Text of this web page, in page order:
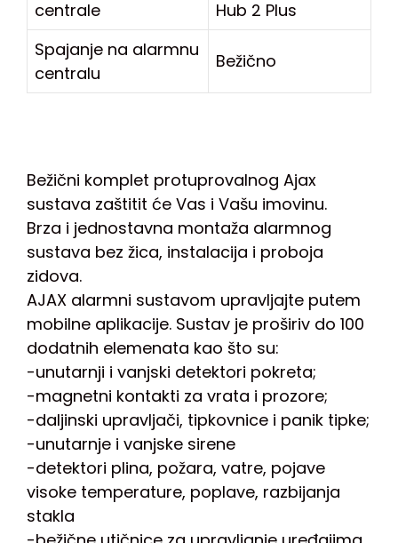
centrale
Hub 2 Plus
Spajanje na alarmnu
centralu
Bežično
Bežični komplet protuprovalnog Ajax
sustava zaštitit će Vas i Vašu imovinu.
Brza i jednostavna montaža alarmnog
sustava bez žica, instalacija i proboja
zidova.
AJAX alarmni sustavom upravljajte putem
mobilne aplikacije. Sustav je proširiv do 100
dodatnih elemenata kao što su:
-unutarnji i vanjski detektori pokreta;
-magnetni kontakti za vrata i prozore;
-daljinski upravljači, tipkovnice i panik tipke;
-unutarnje i vanjske sirene
-detektori plina, požara, vatre, pojave
visoke temperature, poplave, razbijanja
stakla